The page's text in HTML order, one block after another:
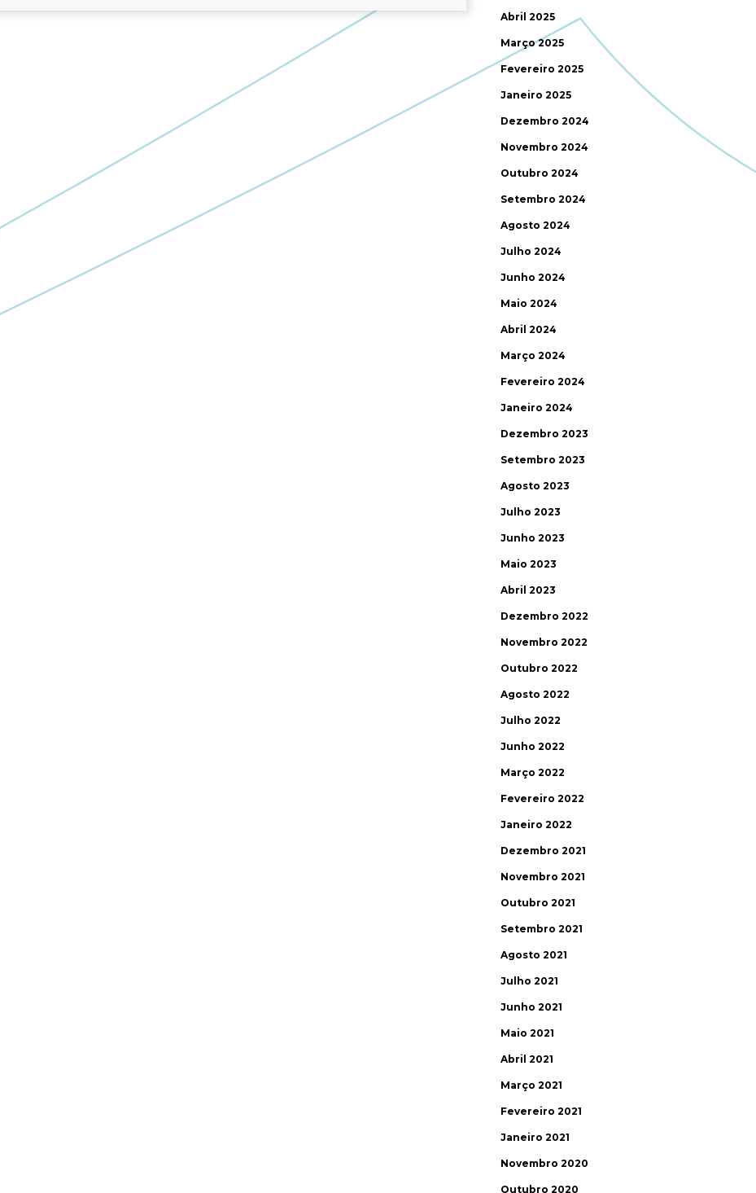
Abril 2025
Março 2025
Fevereiro 2025
Janeiro 2025
Dezembro 2024
Novembro 2024
Outubro 2024
Setembro 2024
Agosto 2024
Julho 2024
Junho 2024
Maio 2024
Abril 2024
Março 2024
Fevereiro 2024
Janeiro 2024
Dezembro 2023
Setembro 2023
Agosto 2023
Julho 2023
Junho 2023
Maio 2023
Abril 2023
Dezembro 2022
Novembro 2022
Outubro 2022
Agosto 2022
Julho 2022
Junho 2022
Março 2022
Fevereiro 2022
Janeiro 2022
Dezembro 2021
Novembro 2021
Outubro 2021
Setembro 2021
Agosto 2021
Julho 2021
Junho 2021
Maio 2021
Abril 2021
Março 2021
Fevereiro 2021
Janeiro 2021
Novembro 2020
Outubro 2020